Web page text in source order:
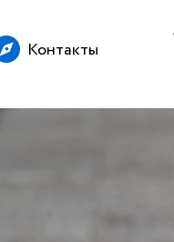
Контакты